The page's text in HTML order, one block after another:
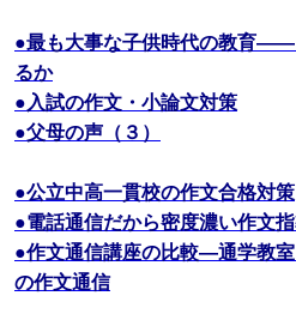
●最も大事な子供時代の教育
るか
●入試の作文・小論文対策
●父母の声（３）
●公立中高一貫校の作文合格対策
●電話通信だから密度濃い作文
●作文通信講座の比較―通学教
の作文通信